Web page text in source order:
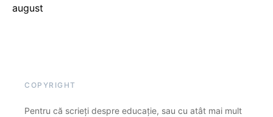
august
COPYRIGHT
Pentru că scrieți despre educație, sau cu atât mai mult